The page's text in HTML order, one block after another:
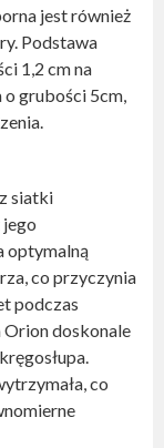
jest również
Podstawa
1,2 cm na
grubości 5cm,
siatki
optymalną
co przyczynia
podczas
Orion doskonale
co